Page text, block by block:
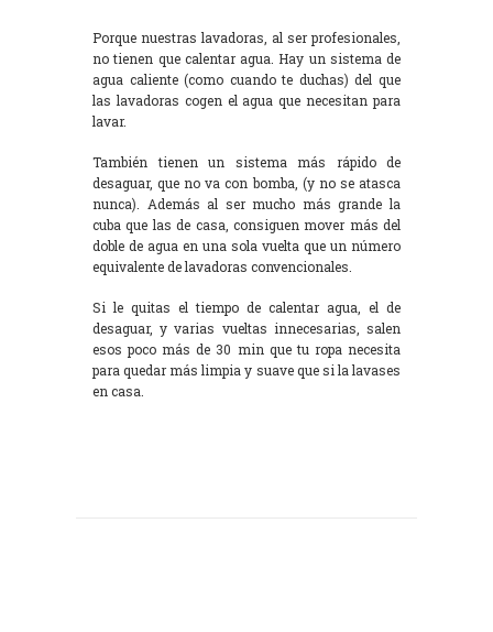
Porque nuestras lavadoras, al ser profesionales,
no tienen que calentar agua. Hay un sistema de
agua caliente (como cuando te duchas) del que
las lavadoras cogen el agua que necesitan para
lavar.
También tienen un sistema más rápido de
desaguar, que no va con bomba, (y no se atasca
nunca). Además al ser mucho más grande la
cuba que las de casa, consiguen mover más del
doble de agua en una sola vuelta que un número
equivalente de lavadoras convencionales.
Si le quitas el tiempo de calentar agua, el de
desaguar, y varias vueltas innecesarias, salen
esos poco más de 30 min que tu ropa necesita
para quedar más limpia y suave que si la lavases
en casa.